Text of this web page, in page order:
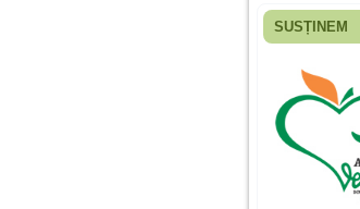
Fiica mea s-
ani, privind in
realizez cat
greseli am
educatia si
ei, am fost o
egoista,
de implinirea
era mica am
SUSȚINEM